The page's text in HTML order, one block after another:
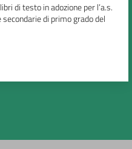
di testo in adozione per l’a.s.
di primo grado del